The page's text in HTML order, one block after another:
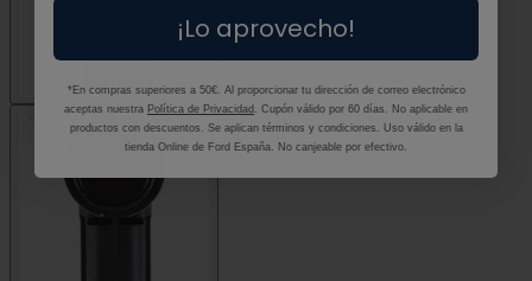
¡Lo aprovecho!
*En compras superiores a 50€. Al proporcionar tu dirección de correo electrónico
aceptas nuestra Política de Privacidad . Cupón válido por 60 días. No aplicable en
productos con descuentos. Se aplican términos y condiciones. Uso válido en la
tienda Online de Ford España. No canjeable por efectivo.